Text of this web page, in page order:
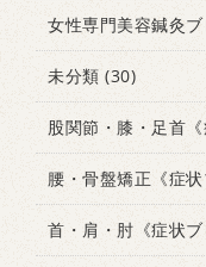
女性専門美容鍼灸
未分類 (30)
股関節・膝・足首《
腰・骨盤矯正《症状
首・肩・肘《症状ブ